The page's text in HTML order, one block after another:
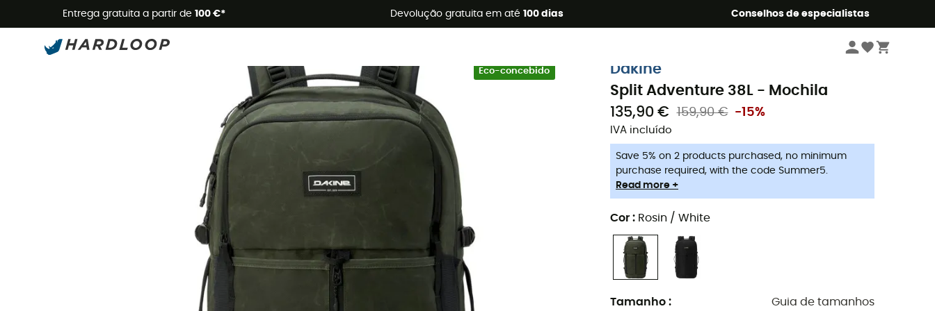
Entrega gratuita a partir de 100 €* Devolução gratuita em até 100 dias Conselhos de especialistas
Promoções de verão 🔥 -5% EXTRA a partir de 2 produtos* com o código Summer5
Eco-concebido
Dakine
Split Adventure 38L - Mochila
135,90 €
159,90 € -15%
IVA incluído
Save 5% on 2 products purchased, no minimum
purchase required, with the code Summer5.
Read more +
Cor : Rosin / White
Tamanho : Guia de tamanhos